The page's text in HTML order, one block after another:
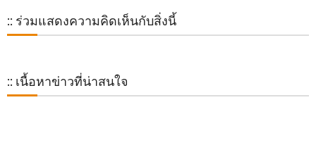
:: ร่วมแสดงความคิดเห็นกับสิ่งนี้
:: เนื้อหาข่าวที่น่าสนใจ